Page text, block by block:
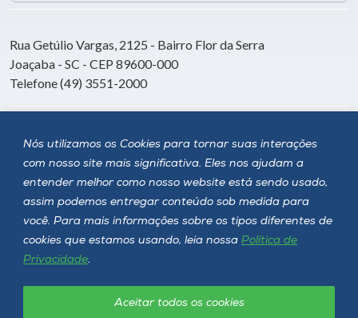
Nós utilizamos os Cookies para tornar suas interações
com nosso site mais significativa. Eles nos ajudam a
entender melhor como nosso website está sendo usado,
assim podemos entregar conteúdo sob medida para
você. Para mais informações sobre os tipos diferentes de
cookies que estamos usando, leia nossa Política de
Privacidade.
Aceitar todos os cookies
Rua Getúlio Vargas, 2125 - Bairro Flor da Serra
Joaçaba - SC - CEP 89600-000
Telefone (49) 3551-2000
Siga a Unoesc